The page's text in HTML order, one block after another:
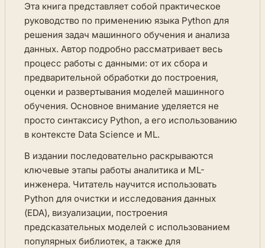
Эта книга представляет собой практическое
руководство по применению языка Python для
решения задач машинного обучения и анализа
данных. Автор подробно рассматривает весь
процесс работы с данными: от их сбора и
предварительной обработки до построения,
оценки и развертывания моделей машинного
обучения. Основное внимание уделяется не
просто синтаксису Python, а его использованию
в контексте Data Science и ML.
В издании последовательно раскрываются
ключевые этапы работы аналитика и ML-
инженера. Читатель научится использовать
Python для очистки и исследования данных
(EDA), визуализации, построения
предсказательных моделей с использованием
популярных библиотек, а также для